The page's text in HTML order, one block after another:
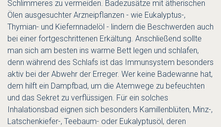
Schlimmeres zu vermeiden. Badezusätze mit ätherischen
Ölen ausgesuchter Arzneipflanzen - wie Eukalyptus-,
Thymian- und Kiefernnadelöl - lindern die Beschwerden auch
bei einer fortgeschrittenen Erkältung. Anschließend sollte
man sich am besten ins warme Bett legen und schlafen,
denn während des Schlafs ist das Immunsystem besonders
aktiv bei der Abwehr der Erreger. Wer keine Badewanne hat,
dem hilft ein Dampfbad, um die Atemwege zu befeuchten
und das Sekret zu verflüssigen. Für ein solches
Inhalationsbad eignen sich besonders Kamillenblüten, Minz-,
Latschenkiefer-, Teebaum- oder Eukalyptusöl, deren